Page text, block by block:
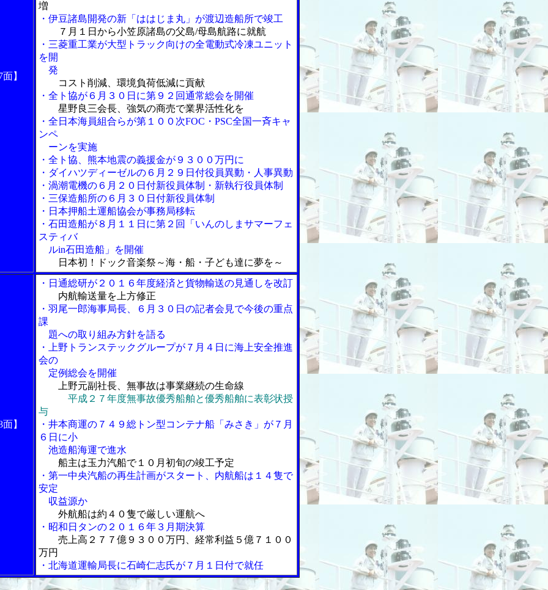
】
増
・伊豆諸島開発の新「ははじま丸」が渡辺造船所で竣工
７月１日から小笠原諸島の父島/母島航路に就航
・三菱重工業が大型トラック向けの全電動式冷凍ユニット
を開
発
コスト削減、環境負荷低減に貢献
・全ト協が６月３０日に第９２回通常総会を開催
星野良三会長、強気の商売で業界活性化を
・全日本海員組合らが第１００次FOC・PSC全国一斉キャ
ンペ
ーンを実施
・全ト協、熊本地震の義援金が９３００万円に
・ダイハツディーゼルの６月２９日付役員異動・人事異動
・渦潮電機の６月２０日付新役員体制・新執行役員体制
・三保造船所の６月３０日付新役員体制
・日本押船土運船協会が事務局移転
・石田造船が８月１１日に第２回「いんのしまサマーフェ
スティバ
ルin石田造船」を開催
日本初！ドック音楽祭～海・船・子ども達に夢を～
】
・日通総研が２０１６年度経済と貨物輸送の見通しを改訂
内航輸送量を上方修正
・羽尾一郎海事局長、６月３０日の記者会見で今後の重点
課
題への取り組み方針を語る
・上野トランステックグループが７月４日に海上安全推進
会の
定例総会を開催
上野元副社長、無事故は事業継続の生命線
平成２７年度無事故優秀船舶と優秀船舶に表彰状授
与
・井本商運の７４９総トン型コンテナ船「みさき」が７月
６日に小
池造船海運で進水
船主は玉力汽船で１０月初旬の竣工予定
・第一中央汽船の再生計画がスタート、内航船は１４隻で
安定
収益源か
外航船は約４０隻で厳しい運航へ
・昭和日タンの２０１６年３月期決算
売上高２７７億９３００万円、経常利益５億７１００
万円
・北海道運輸局長に石崎仁志氏が７月１日付で就任